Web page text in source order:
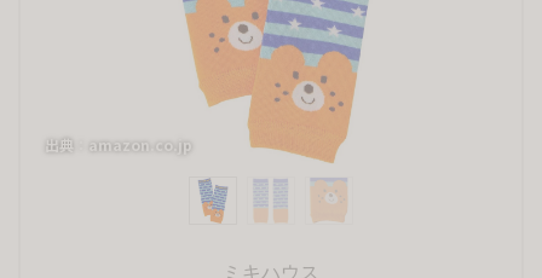
出典：amazon.co.jp
ミキハウス